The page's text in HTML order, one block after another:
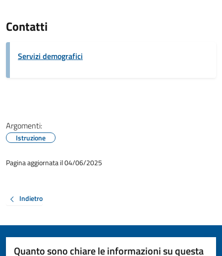
Contatti
Servizi demografici
Argomenti:
Istruzione
Pagina aggiornata il 04/06/2025
Indietro
Quanto sono chiare le informazioni su questa